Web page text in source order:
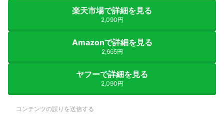
楽天市場で詳細を見る
2,090円
Amazonで詳細を見る
2,665円
ヤフーで詳細を見る
2,090円
コンテンツの誤りを送信する